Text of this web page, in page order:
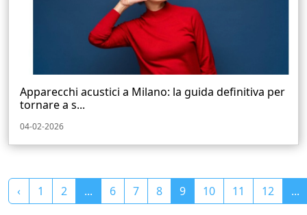
Apparecchi acustici a Milano: la guida definitiva per
tornare a s...
04-02-2026
‹ 1 2 ... 6 7 8 9 10 11 12 ...